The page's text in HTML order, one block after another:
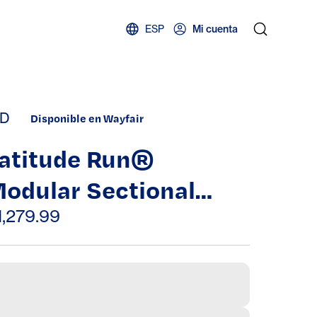
ESP Mi cuenta
D Disponible en Wayfair
Run®
Sectional
144" Modern
Sectional